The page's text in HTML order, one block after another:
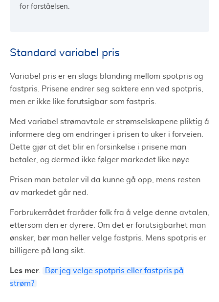
for forståelsen.
Standard variabel pris
Variabel pris er en slags blanding mellom spotpris og
fastpris. Prisene endrer seg saktere enn ved spotpris,
men er ikke like forutsigbar som fastpris.
Med variabel strømavtale er strømselskapene pliktig å
informere deg om endringer i prisen to uker i forveien.
Dette gjør at det blir en forsinkelse i prisene man
betaler, og dermed ikke følger markedet like nøye.
Prisen man betaler vil da kunne gå opp, mens resten
av markedet går ned.
Forbrukerrådet fraråder folk fra å velge denne avtalen,
ettersom den er dyrere. Om det er forutsigbarhet man
ønsker, bør man heller velge fastpris. Mens spotpris er
billigere på lang sikt.
Les mer:
Bør jeg velge spotpris eller fastpris på
strøm?